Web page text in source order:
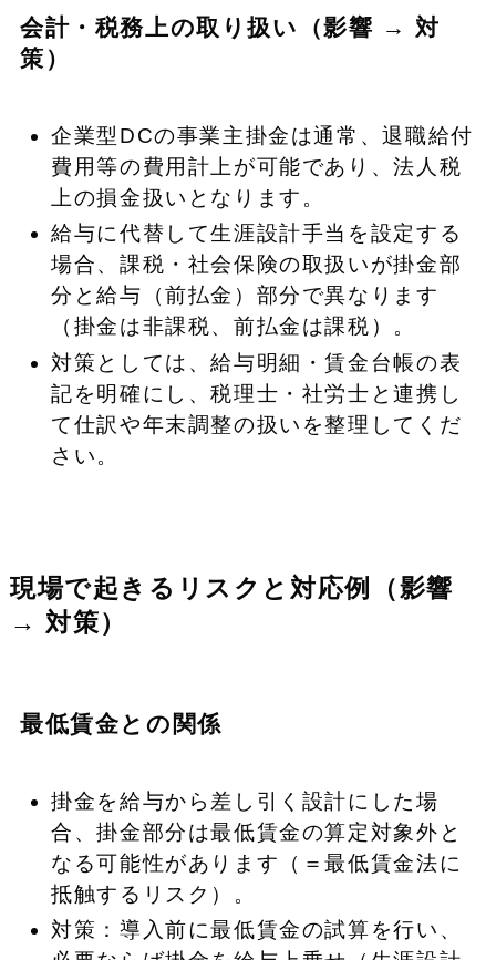
会計・税務上の取り扱い（影響 → 対
策）
企業型DCの事業主掛金は通常、退職給付
費用等の費用計上が可能であり、法人税
上の損金扱いとなります。
給与に代替して生涯設計手当を設定する
場合、課税・社会保険の取扱いが掛金部
分と給与（前払金）部分で異なります
（掛金は非課税、前払金は課税）。
対策としては、給与明細・賃金台帳の表
記を明確にし、税理士・社労士と連携し
て仕訳や年末調整の扱いを整理してくだ
さい。
現場で起きるリスクと対応例（影響
→ 対策）
最低賃金との関係
掛金を給与から差し引く設計にした場
合、掛金部分は最低賃金の算定対象外と
なる可能性があります（＝最低賃金法に
抵触するリスク）。
対策：導入前に最低賃金の試算を行い、